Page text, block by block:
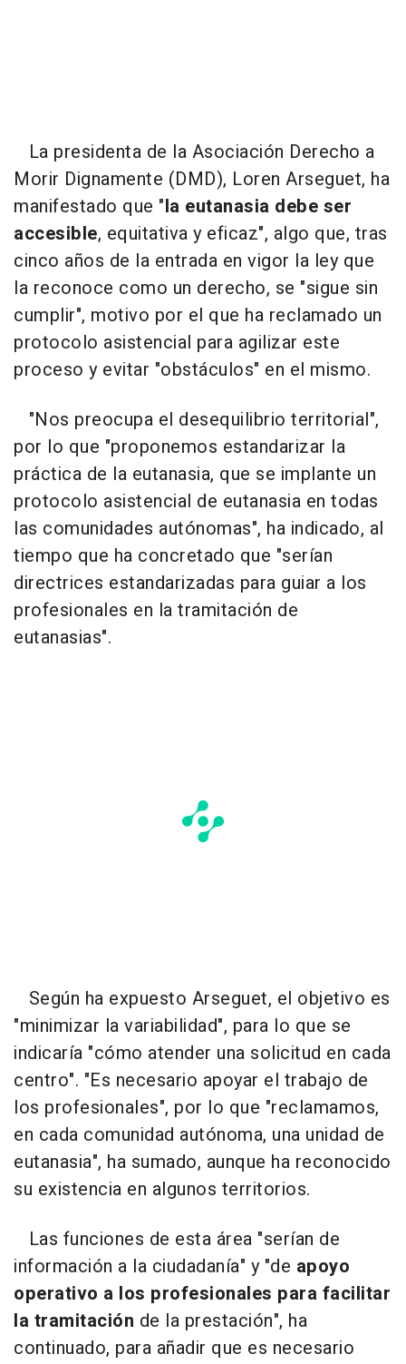
La presidenta de la Asociación Derecho a
Morir Dignamente (DMD), Loren Arseguet, ha
manifestado que "la eutanasia debe ser
accesible, equitativa y eficaz", algo que, tras
cinco años de la entrada en vigor la ley que
la reconoce como un derecho, se "sigue sin
cumplir", motivo por el que ha reclamado un
protocolo asistencial para agilizar este
proceso y evitar "obstáculos" en el mismo.
"Nos preocupa el desequilibrio territorial",
por lo que "proponemos estandarizar la
práctica de la eutanasia, que se implante un
protocolo asistencial de eutanasia en todas
las comunidades autónomas", ha indicado, al
tiempo que ha concretado que "serían
directrices estandarizadas para guiar a los
profesionales en la tramitación de
eutanasias".
Según ha expuesto Arseguet, el objetivo es
"minimizar la variabilidad", para lo que se
indicaría "cómo atender una solicitud en cada
centro". "Es necesario apoyar el trabajo de
los profesionales", por lo que "reclamamos,
en cada comunidad autónoma, una unidad de
eutanasia", ha sumado, aunque ha reconocido
su existencia en algunos territorios.
Las funciones de esta área "serían de
información a la ciudadanía" y "de apoyo
operativo a los profesionales para facilitar
la tramitación de la prestación", ha
continuado, para añadir que es necesario